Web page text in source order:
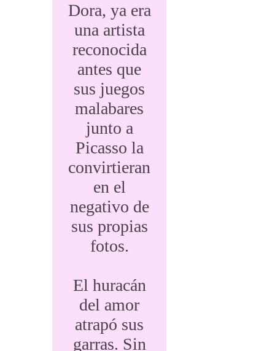
Dora, ya era
una artista
reconocida
antes que
sus juegos
malabares
junto a
Picasso la
convirtieran
en el
negativo de
sus propias
fotos.
El huracán
del amor
atrapó sus
garras. Sin